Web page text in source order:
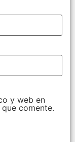
y web en
comente.